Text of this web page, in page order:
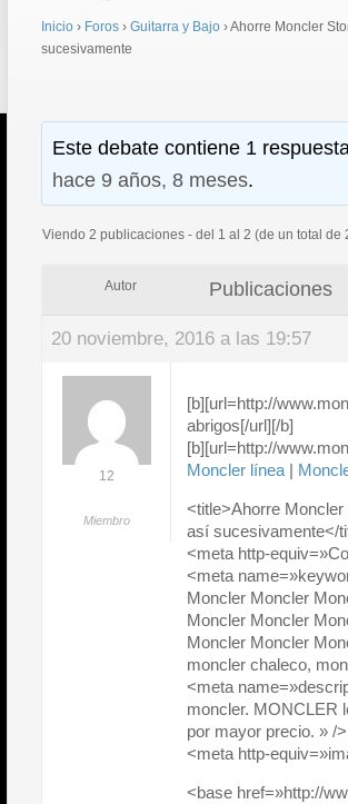
Inicio › Foros › Guitarra y Bajo ›Ahorre Moncler
sucesivamente
Este debate contiene 1
hace 9 años, 8 meses.
Viendo 2 publicaciones - del 1 al 2 (de un total de
Autor Publicaciones
20 noviembre, 2016 a las 19:57
12
Miembro
[b][url=http://
abrigos[/url][/b]
[b][url=http://
Moncler línea |
<title>Ahorre
así sucesivamente</
<meta http-
<meta
Moncler Moncler
Moncler Moncler
Moncler Moncler
moncler chaleco,
<meta
moncler. MONCLER
por mayor precio. » />
<meta http-
<base href=»http://